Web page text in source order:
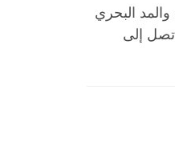
البحري
تصل إلى